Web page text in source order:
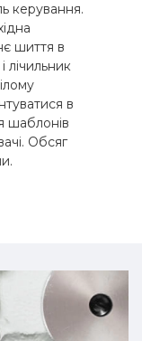
керування.
шиття в
лічильник
в
шаблонів
Обсяг